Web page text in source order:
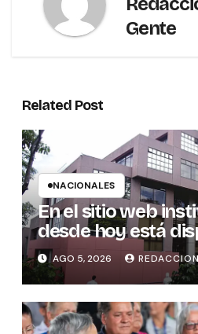
Gente
Related Post
NACIONALES
En el sitio web
desde hoy está
sistema
para los notarios
AGO 5, 2026